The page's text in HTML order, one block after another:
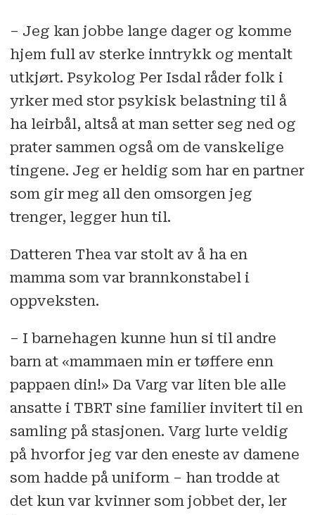
– Jeg kan jobbe lange dager og komme
hjem full av sterke inntrykk og mentalt
utkjørt. Psykolog Per Isdal råder folk i
yrker med stor psykisk belastning til å
ha leirbål, altså at man setter seg ned og
prater sammen også om de vanskelige
tingene. Jeg er heldig som har en partner
som gir meg all den omsorgen jeg
trenger, legger hun til.
Datteren Thea var stolt av å ha en
mamma som var brannkonstabel i
oppveksten.
– I barnehagen kunne hun si til andre
barn at «mammaen min er tøffere enn
pappaen din!» Da Varg var liten ble alle
ansatte i TBRT sine familier invitert til en
samling på stasjonen. Varg lurte veldig
på hvorfor jeg var den eneste av damene
som hadde på uniform – han trodde at
det kun var kvinner som jobbet der, ler